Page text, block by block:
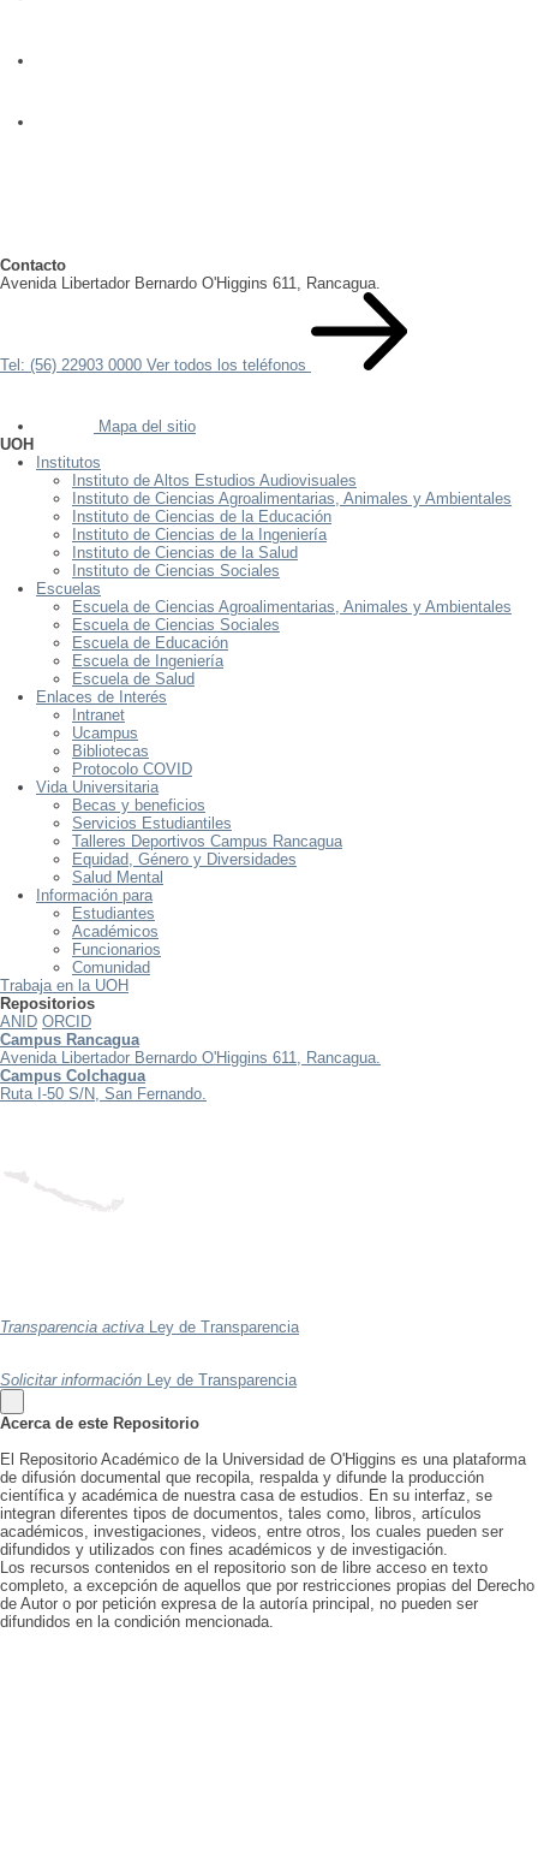
Contacto
Avenida Libertador Bernardo O'Higgins 611, Rancagua.
Tel: (56) 22903 0000 Ver todos los teléfonos
Mapa del sitio
UOH
Institutos
Instituto de Altos Estudios Audiovisuales
Instituto de Ciencias Agroalimentarias, Animales y Ambientales
Instituto de Ciencias de la Educación
Instituto de Ciencias de la Ingeniería
Instituto de Ciencias de la Salud
Instituto de Ciencias Sociales
Escuelas
Escuela de Ciencias Agroalimentarias, Animales y Ambientales
Escuela de Ciencias Sociales
Escuela de Educación
Escuela de Ingeniería
Escuela de Salud
Enlaces de Interés
Intranet
Ucampus
Bibliotecas
Protocolo COVID
Vida Universitaria
Becas y beneficios
Servicios Estudiantiles
Talleres Deportivos Campus Rancagua
Equidad, Género y Diversidades
Salud Mental
Información para
Estudiantes
Académicos
Funcionarios
Comunidad
Trabaja en la UOH
Repositorios
ANID ORCID
Campus Rancagua
Avenida Libertador Bernardo O'Higgins 611, Rancagua.
Campus Colchagua
Ruta I-50 S/N, San Fernando.
Transparencia activa Ley de Transparencia
Solicitar información Ley de Transparencia
Acerca de este Repositorio
El Repositorio Académico de la Universidad de O'Higgins es una plataforma
de difusión documental que recopila, respalda y difunde la producción
científica y académica de nuestra casa de estudios. En su interfaz, se
integran diferentes tipos de documentos, tales como, libros, artículos
académicos, investigaciones, videos, entre otros, los cuales pueden ser
difundidos y utilizados con fines académicos y de investigación.
Los recursos contenidos en el repositorio son de libre acceso en texto
completo, a excepción de aquellos que por restricciones propias del Derecho
de Autor o por petición expresa de la autoría principal, no pueden ser
difundidos en la condición mencionada.